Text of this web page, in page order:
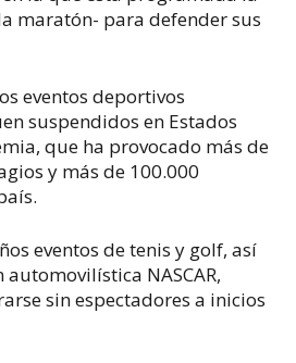
maratón- para defender sus
eventos deportivos
suspendidos en Estados
que ha provocado más de
y más de 100.000
eventos de tenis y golf, así
NASCAR,
sin espectadores a inicios